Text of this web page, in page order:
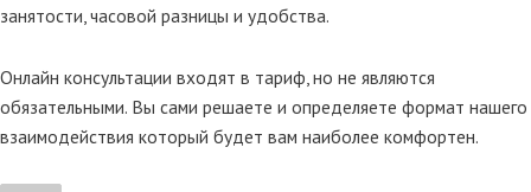
занятости, часовой разницы и удобства.
Онлайн консультации входят в тариф, но не являются
обязательными. Вы сами решаете и определяете формат нашего
взаимодействия который будет вам наиболее комфортен.